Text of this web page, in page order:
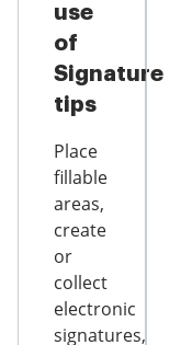
use
of
Signature
tips
Place
fillable
areas,
create
or
collect
electronic
signatures,